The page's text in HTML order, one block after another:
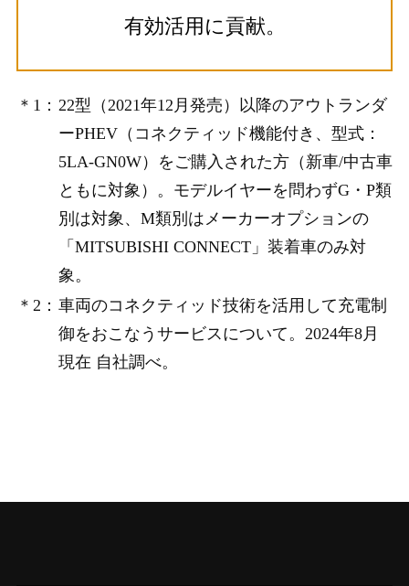
有効活用に貢献。
＊1： 22型（2021年12月発売）以降のアウトランダ
ーPHEV（コネクティッド機能付き、型式：
5LA-GN0W）をご購入された方（新車/中古車
ともに対象）。モデルイヤーを問わずG・P類
別は対象、M類別はメーカーオプションの
「MITSUBISHI CONNECT」装着車のみ対
象。
＊2： 車両のコネクティッド技術を活用して充電制
御をおこなうサービスについて。2024年8月
現在 自社調べ。